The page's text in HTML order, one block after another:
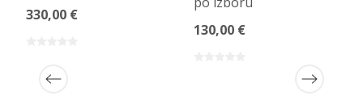
330,00 €
130,00 €